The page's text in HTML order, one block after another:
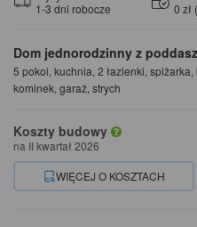
Dom jednorodzinny z
5 pokoi, kuchnia, 2 łazienki,
kominek, garaż, strych
Koszty budowy
na II kwartał 2026
WIĘCEJ O KOSZTACH
1-3 dni robocze
0 zł (